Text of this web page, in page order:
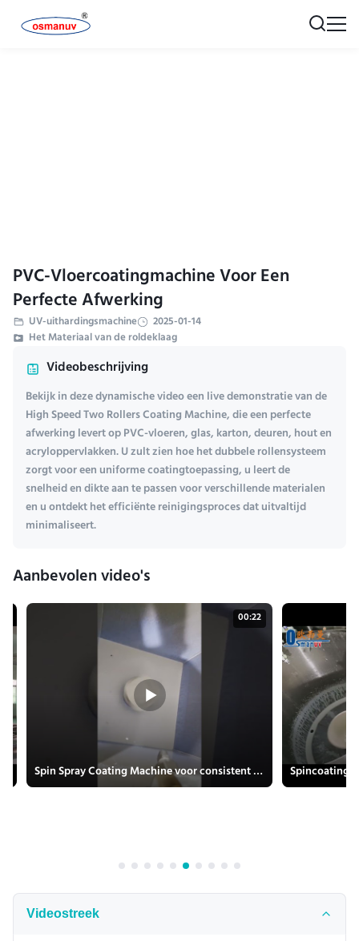
PVC-Vloercoatingmachine Voor Een
Perfecte Afwerking
UV-uithardingsmachine 2025-01-14
Het Materiaal van de roldeklaag
Videobeschrijving
Bekijk in deze dynamische video een live demonstratie van de
High Speed ​​Two Rollers Coating Machine, die een perfecte
afwerking levert op PVC-vloeren, glas, karton, deuren, hout en
acryloppervlakken. U zult zien hoe het dubbele rollensysteem
zorgt voor een uniforme coatingtoepassing, u leert de
snelheid en dikte aan te passen voor verschillende materialen
en u ontdekt het efficiënte reinigingsproces dat uitvaltijd
minimaliseert.
Aanbevolen video's
00:22
Spin Spray Coating Machine voor consistent en herhaalbaar coating resultaat
Videostreek